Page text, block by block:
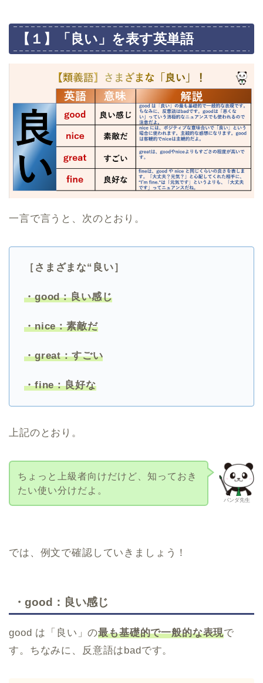
【１】「良い」を表す英単語
一言で言うと、次のとおり。
［さまざまな“良い］
・good：良い感じ
・nice：素敵だ
・great：すごい
・fine：良好な
上記のとおり。
パンダ先生
ちょっと上級者向けだけど、知っておき
たい使い分けだよ。
では、例文で確認していきましょう！
・good：良い感じ
good は「良い」の最も基礎的で一般的な表現で
す。ちなみに、反意語はbadです。